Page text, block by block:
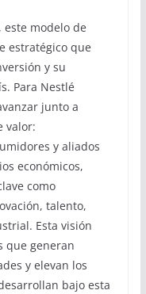
este modelo de
estratégico que
y su
Para Nestlé
junto a
valor:
y aliados
económicos,
como
talento,
Esta visión
que generan
y elevan los
bajo esta